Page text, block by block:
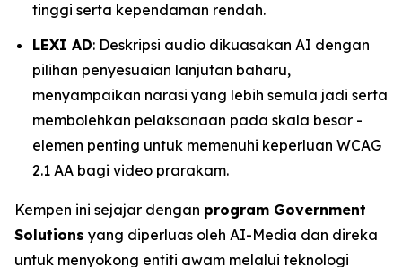
tinggi serta kependaman rendah.
LEXI AD: Deskripsi audio dikuasakan AI dengan
pilihan penyesuaian lanjutan baharu,
menyampaikan narasi yang lebih semula jadi serta
membolehkan pelaksanaan pada skala besar -
elemen penting untuk memenuhi keperluan WCAG
2.1 AA bagi video prarakam.
Kempen ini sejajar dengan program Government
Solutions yang diperluas oleh AI-Media dan direka
untuk menyokong entiti awam melalui teknologi